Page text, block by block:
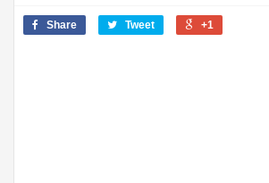
Share Tweet +1